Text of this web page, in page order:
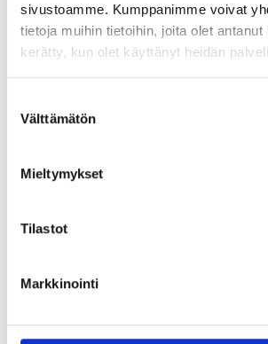
sivustoamme. Kumppanimme voivat
tietoja muihin tietoihin, joita olet antanut
kerätty, kun olet käyttänyt heidän
valinta
Välttämätön
Mieltymykset
Tilastot
Markkinointi
kiertotaloutta hyödyntävän
ansiosta koneet muuttuvat
sinulle.
Nuvoo tarjoaa laajan valikoiman
premium-tietokoneita verkossa
jatkossain Oulusta käsin, tuttujen
Sama tuttu taitonetti – jatkossa